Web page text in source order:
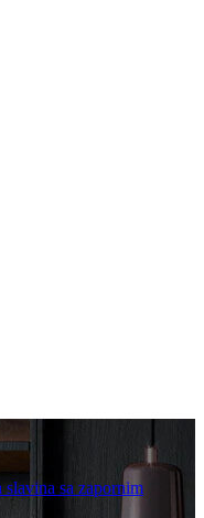
sa zapornim